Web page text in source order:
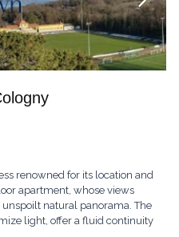
renowned for its location and
apartment, whose views
natural panorama. The
light, offer a fluid continuity